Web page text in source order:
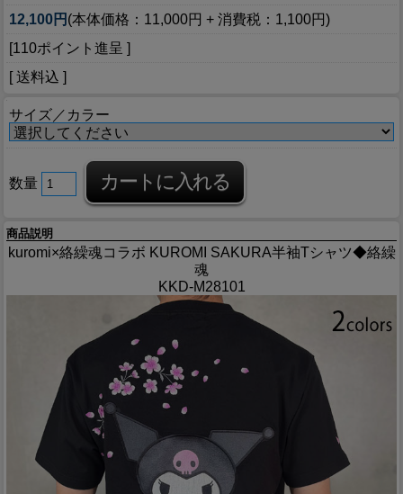
12,100円 (本体価格：11,000円 + 消費税：1,100円)
[110ポイント進呈 ]
[ 送料込 ]
サイズ／カラー
数量
商品説明
kuromi×絡繰魂コラボ KUROMI SAKURA半袖Tシャツ◆絡繰
魂
KKD-M28101